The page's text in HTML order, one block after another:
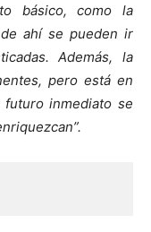
básico, como la
ahí se pueden ir
Además, la
pero está en
inmediato se